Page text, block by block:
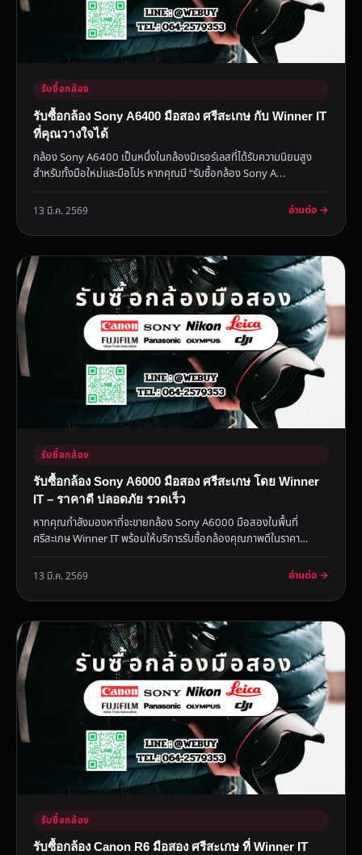
รับซื้อกล้อง
รับซื้อกล้อง Sony A6400 มือสอง ศรีสะเกษ กับ Winner IT
ที่คุณวางใจได้
กล้อง Sony A6400 เป็นหนึ่งในกล้องมิเรอร์เลสที่ได้รับความนิยมสูง
สำหรับทั้งมือใหม่และมือโปร หากคุณมี “รับซื้อกล้อง Sony A...
13 มี.ค. 2569 อ่านต่อ →
รับซื้อกล้อง
รับซื้อกล้อง Sony A6000 มือสอง ศรีสะเกษ โดย Winner
IT – ราคาดี ปลอดภัย รวดเร็ว
หากคุณกำลังมองหาที่จะขายกล้อง Sony A6000 มือสองในพื้นที่
ศรีสะเกษ Winner IT พร้อมให้บริการรับซื้อกล้องคุณภาพดีในราคา
ยุติธรรม บ...
13 มี.ค. 2569 อ่านต่อ →
รับซื้อกล้อง
รับซื้อกล้อง Canon R6 มือสอง ศรีสะเกษ ที่ Winner IT